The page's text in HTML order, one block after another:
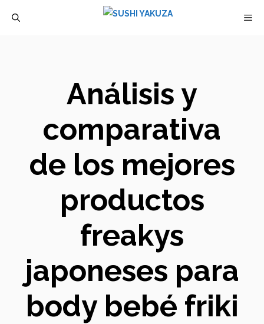
Análisis y
comparativa
de los mejores
productos
freakys
japoneses para
body bebé friki